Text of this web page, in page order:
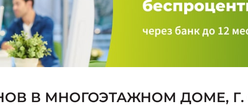
В МНОГОЭТАЖНОМ ДОМЕ,